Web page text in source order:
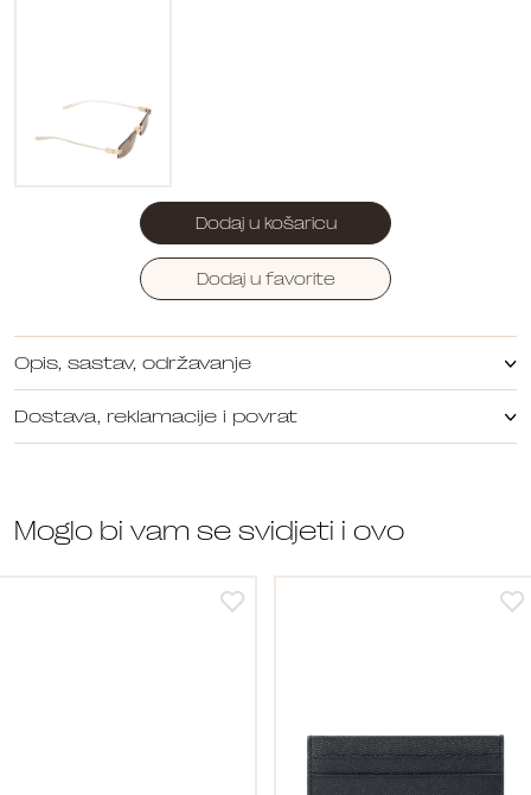
Dodaj u košaricu
Dodaj u favorite
Opis, sastav, održavanje
Dostava, reklamacije i povrat
Moglo bi vam se svidjeti i ovo